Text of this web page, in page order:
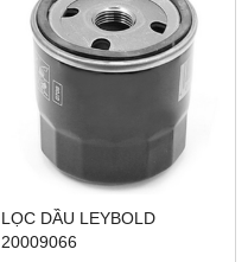
LỌC DẦU LEYBOLD
20009066